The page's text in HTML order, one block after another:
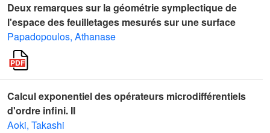
Deux remarques sur la géométrie symplectique de
l'espace des feuilletages mesurés sur une surface
Papadopoulos, Athanase
Calcul exponentiel des opérateurs microdifférentiels
d'ordre infini. II
Aoki, Takashi